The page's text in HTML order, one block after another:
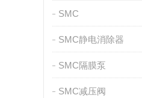
SMC
SMC静电消除器
SMC隔膜泵
SMC减压阀